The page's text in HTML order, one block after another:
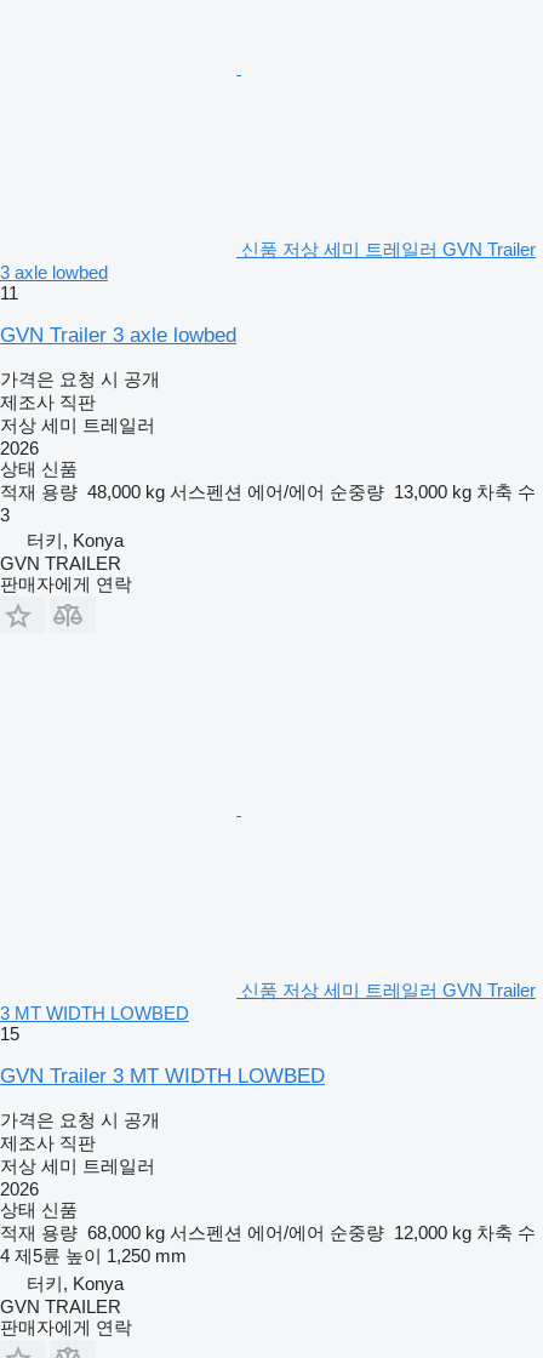
신품 저상 세미 트레일러 GVN Trailer
3 axle lowbed
11
GVN Trailer 3 axle lowbed
가격은 요청 시 공개
제조사 직판
저상 세미 트레일러
2026
상태 신품
적재 용량 48,000 kg 서스펜션 에어/에어 순중량 13,000 kg 차축 수
3
터키, Konya
GVN TRAILER
판매자에게 연락
신품 저상 세미 트레일러 GVN Trailer
3 MT WIDTH LOWBED
15
GVN Trailer 3 MT WIDTH LOWBED
가격은 요청 시 공개
제조사 직판
저상 세미 트레일러
2026
상태 신품
적재 용량 68,000 kg 서스펜션 에어/에어 순중량 12,000 kg 차축 수
4 제5륜 높이 1,250 mm
터키, Konya
GVN TRAILER
판매자에게 연락